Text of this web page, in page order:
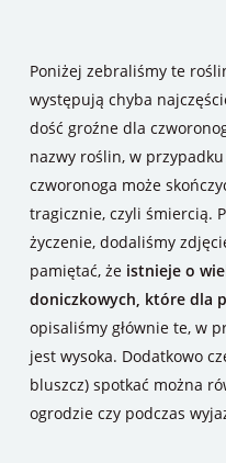
Poniżej zebraliśmy te
występują chyba
dość groźne dla
nazwy roślin, w
czworonoga może
tragicznie, czyli śmiercią.
życzenie, dodaliśmy
pamiętać, żeistnieje o
doniczkowych, które dla
opisaliśmy głównie te, w
jest wysoka. Dodatkowo
bluszcz) spotkać można
ogrodzie czy podczas